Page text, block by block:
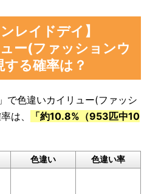
(ファッションウィーク)
ト開始後)」から「イベン
(ファッションウィーク)
た数が自動計算され反映
ます。
い場合でも、通常のポケ
ひ教えてください。
れるほか、フォームの下
。
レイドデイ】
ー(ファッションウ
る確率は？
で色違いカイリュー(ファッシ
は、
「約10.8%（953匹中10
色違い 色違い率